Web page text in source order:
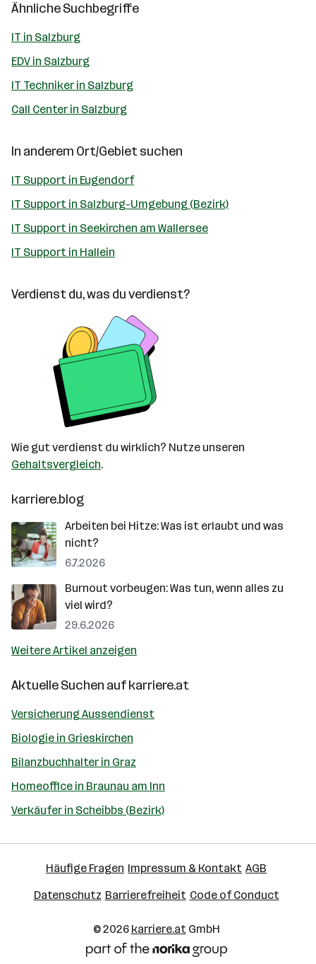
Ähnliche Suchbegriffe
IT in Salzburg
EDV in Salzburg
IT Techniker in Salzburg
Call Center in Salzburg
In anderem Ort/Gebiet suchen
IT Support in Eugendorf
IT Support in Salzburg-Umgebung (Bezirk)
IT Support in Seekirchen am Wallersee
IT Support in Hallein
Verdienst du, was du verdienst?
Wie gut verdienst du wirklich? Nutze unseren
Gehaltsvergleich.
karriere.blog
Arbeiten bei Hitze: Was ist erlaubt und was
nicht?
6.7.2026
Burnout vorbeugen: Was tun, wenn alles zu
viel wird?
29.6.2026
Weitere Artikel anzeigen
Aktuelle Suchen aufkarriere.at
Versicherung Aussendienst
Biologie in Grieskirchen
Bilanzbuchhalter in Graz
Homeoffice in Braunau am Inn
Verkäufer in Scheibbs (Bezirk)
Häufige Fragen Impressum & Kontakt AGB
Datenschutz Barrierefreiheit Code of Conduct
© 2026 karriere.atGmbH